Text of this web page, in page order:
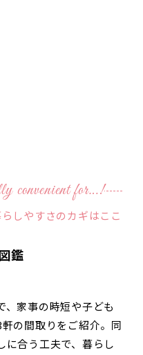
convenient for…!
しやすさのカギはここ
鑑
、家事の時短や子ども
の間取りをご紹介。同
に合う工夫で、暮らし